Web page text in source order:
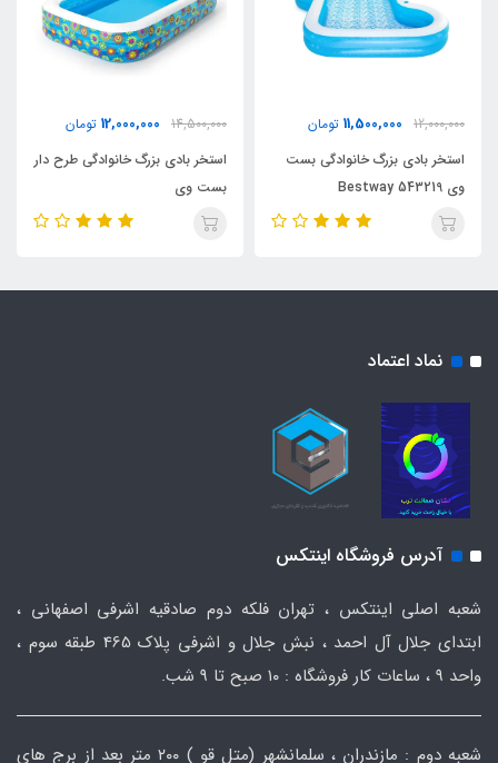
12,000,000
11,500,000 تومان
استخر بادی بزرگ خانوادگی بست
وی Bestway 543219
14,500,000
12,000,000 تومان
استخر بادی بزرگ خانوادگی طرح دار
بست وی
نماد اعتماد
آدرس فروشگاه اینتکس
شعبه اصلی اینتکس ، تهران فلکه دوم صادقیه اشرفی اصفهانی ،
ابتدای جلال آل احمد ، نبش جلال و اشرفی پلاک 465 طبقه سوم ،
واحد ۹ ، ساعات کار فروشگاه : ۱۰ صبح تا ۹ شب.
شعبه دوم : مازندران ، سلمانشهر (متل قو ) ۲۰۰ متر بعد از برج های